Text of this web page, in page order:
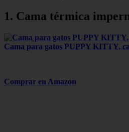
1. Cama térmica
Cama para gatos PUPPY KITTY,
Comprar en Amazon